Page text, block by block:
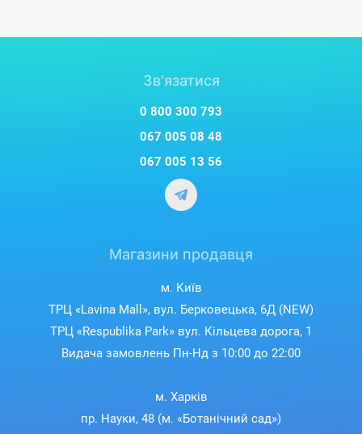
Зв'язатися
0 800 300 793
067 005 08 48
067 005 13 56
Магазини продавця
м. Київ
ТРЦ «Lavina Mall», вул. Берковецька, 6Д (NEW)
ТРЦ «Respublika Park» вул. Кільцева дорога, 1
Видача замовлень Пн-Нд з 10:00 до 22:00
м. Харків
пр. Науки, 48 (м. «Ботанічний сад»)